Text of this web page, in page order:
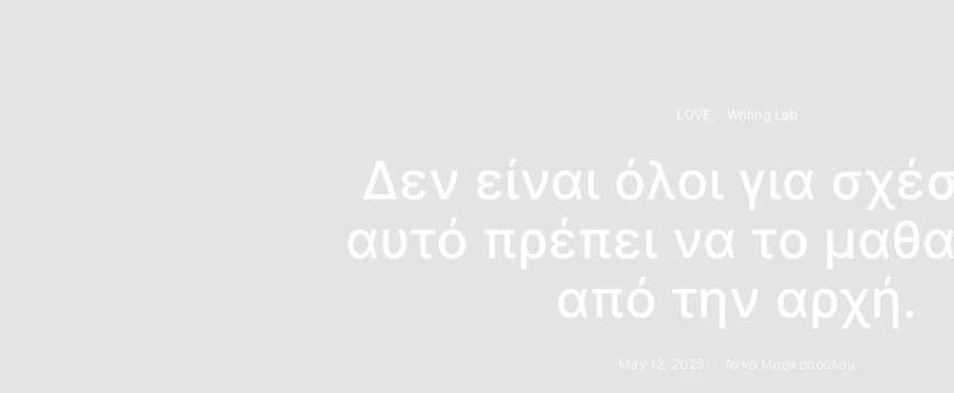
LOVE Writing Lab
Δεν είναι όλοι για
αυτό πρέπει να το
από την αρχή.